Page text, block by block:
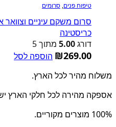
טיפוח פנים, סרומים
כריסטינה
דורג5.00 מתוך 5
₪269.00
הוספה לסל
משלוח מהיר לכל הארץ.
אספקה מהירה לכל חלקי הארץ
100% מוצרים מקוריים.